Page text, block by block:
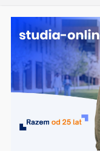
Ostatnie wpisy: